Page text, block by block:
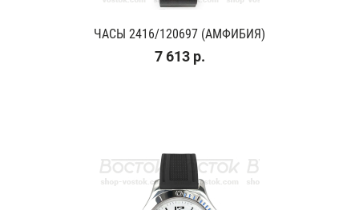
ЧАСЫ 2416/120697 (АМФИБИЯ)
7 613 р.